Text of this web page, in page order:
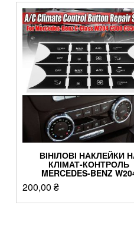
ВІНІЛОВІ НАКЛЕЙКИ
КЛІМАТ-КОНТРОЛЬ
MERCEDES-BENZ
200,00 ₴